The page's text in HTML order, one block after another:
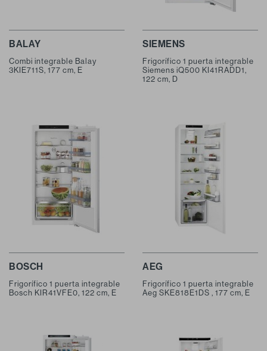
BALAY
Combi integrable Balay
3KIE711S, 177 cm, E
SIEMENS
Frigorífico 1 puerta integrable
Siemens iQ500 KI41RADD1,
122 cm, D
BOSCH
Frigorífico 1 puerta integrable
Bosch KIR41VFE0, 122 cm, E
AEG
Frigorífico 1 puerta integrable
Aeg SKE818E1DS , 177 cm, E